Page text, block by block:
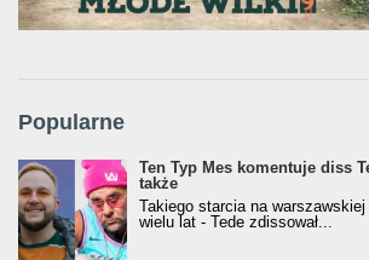
Popularne
Ten Typ Mes komentuje diss
także
Takiego starcia na warszawskiej
wielu lat - Tede zdissował...